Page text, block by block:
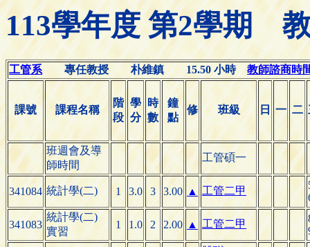
113學年度 第2學期
工管系專任教授 朴維鎮 15.50 小時教師諮商時
課號 課程名稱
階
段
學
分
時
數
鐘
點
修 班級 日 一 二
班週會及導
師時間
工管碩一
341084 統計學(二) 1 3.0 3 3.00 ▲ 工管二甲
341083
統計學(二)
實習
1 1.0 2 2.00 ▲ 工管二甲